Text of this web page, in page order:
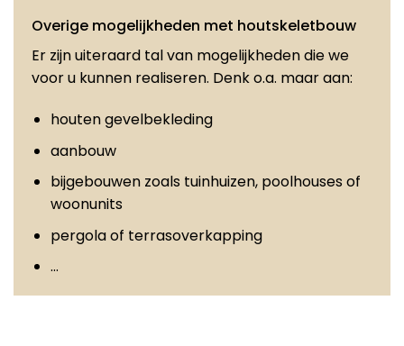
Overige mogelijkheden met houtskeletbouw
Er zijn uiteraard tal van mogelijkheden die we
voor u kunnen realiseren. Denk o.a. maar aan:
houten gevelbekleding
aanbouw
bijgebouwen zoals tuinhuizen, poolhouses of
woonunits
pergola of terrasoverkapping
…